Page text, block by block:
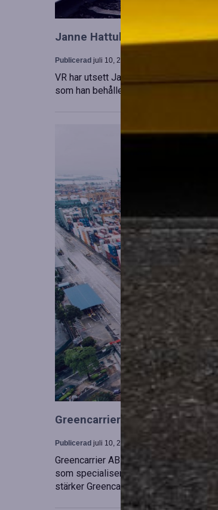
Janne Hattula tillträder som ny
Publicerad juli 10, 2026
VR har utsett Janne Hattula att leda
som han behåller sitt ansvar i Finland.
Greencarrier utökar sin
Publicerad juli 10, 2026
Greencarrier AB har förvärvat en
som specialiserar sig på försäljning,
stärker Greencarriers ställning inom